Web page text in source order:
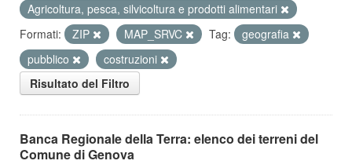
Agricoltura, pesca, silvicoltura e prodotti alimentari
Formati:
ZIP MAP_SRVC Tag:
geografia
pubblico
costruzioni
Risultato del Filtro
Banca Regionale della Terra: elenco dei terreni del
Comune di Genova